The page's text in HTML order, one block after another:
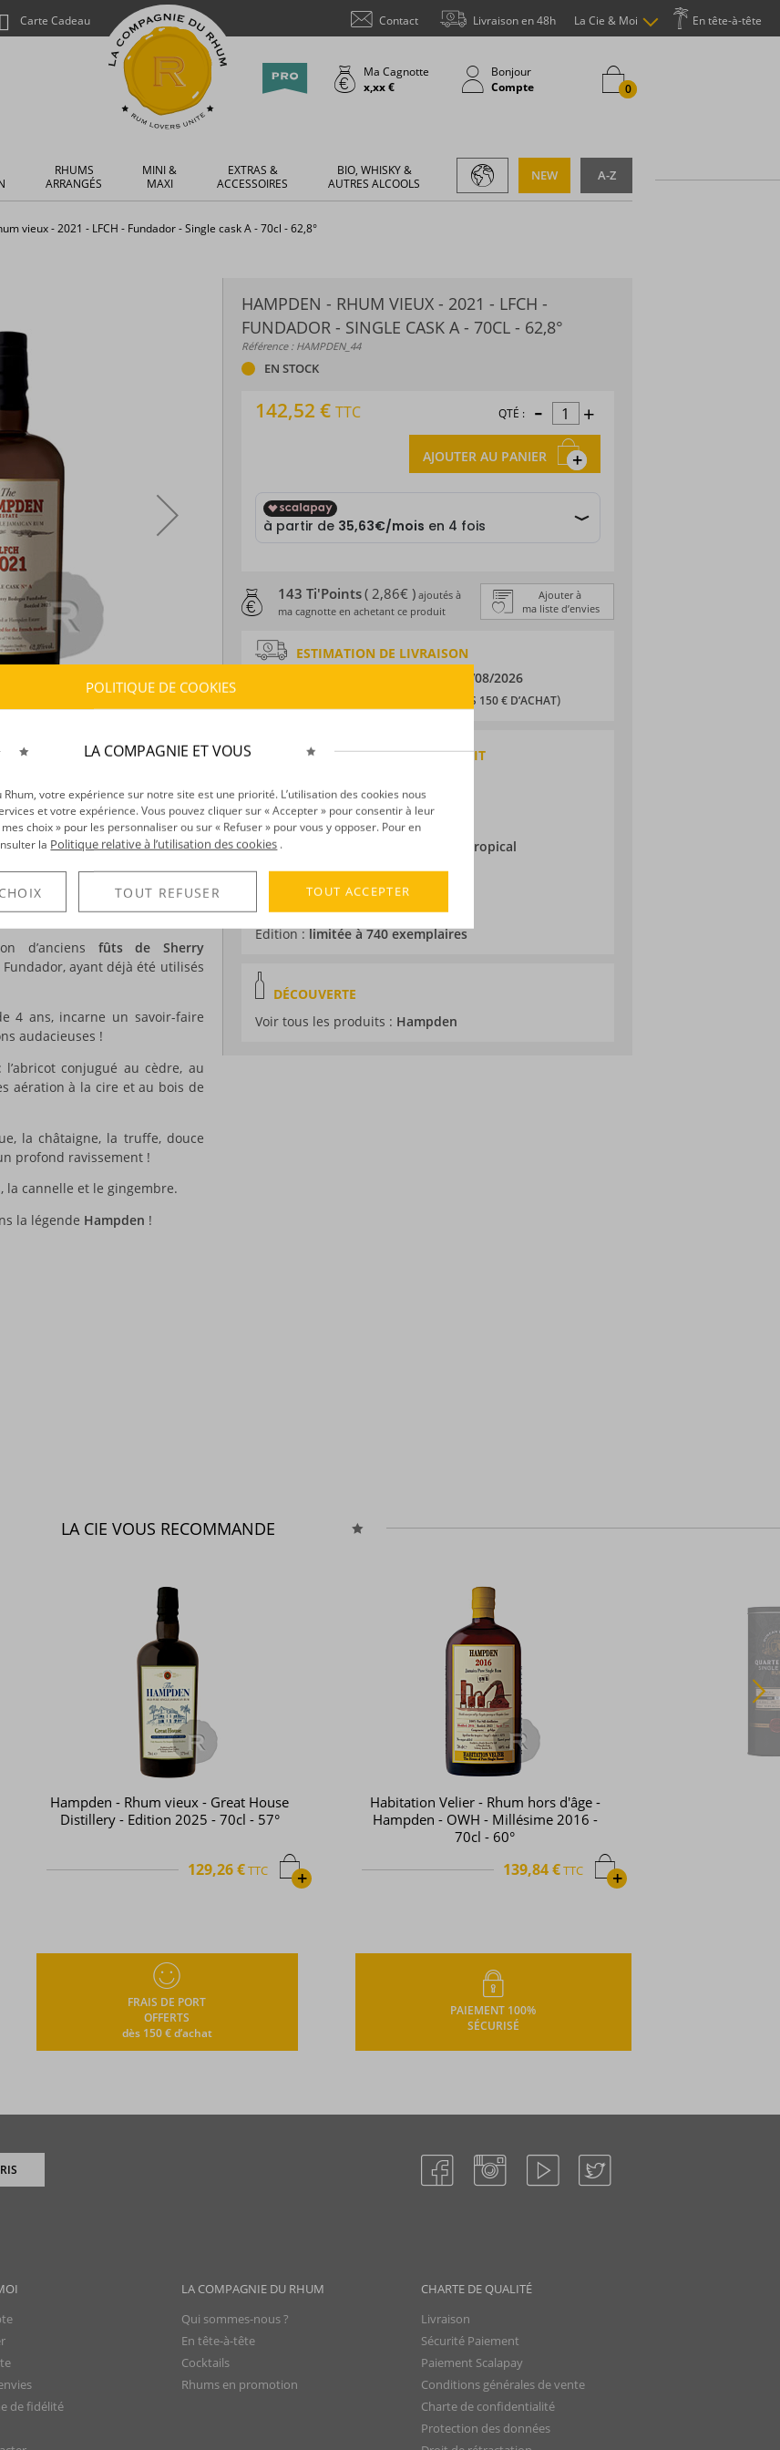
Carte Cadeau En tête-à-tête
La Cie & Moi
Livraison en 48h
Contact
Ma Cagnotte
x,xx €
Bonjour
Compte
0
RHUMS
ARRANGÉS
MINI &
MAXI
EXTRAS &
ACCESSOIRES
BIO, WHISKY &
AUTRES ALCOOLS
A-Z
NEW
vieux - 2021 - LFCH - Fundador - Single cask A - 70cl - 62,8°
HAMPDEN - RHUM VIEUX - 2021 - LFCH -
FUNDADOR - SINGLE CASK A - 70CL - 62,8°
Référence : HAMPDEN_44
EN STOCK
142,52 € TTC QTÉ : - +
AJOUTER AU PANIER
Ajouter à
ma liste d’envies
143 Ti'Points( 2,86€ )ajoutés à
ma cagnotte en achetant ce produit
ESTIMATION DE LIVRAISON
10/08/2026
OFFERTS DÈS 150 € D’ACHAT)
CARACTÉRISTIQUES DU PRODUIT
Provenance :Jamaïque
Distillation :Alambic
Environnement de vieillissement :
Tropical
Millésime :2021
Volume :70CL
Degré :62.8°
Edition :limitée à 740 exemplaires
DÉCOUVERTE
Voir tous les produits : Hampden
molécules aromatiques qui
sa propre terminologie pour
correspond-elle aumark LFCH:
compris entre 80 et 120g/hlap.
d’anciens fûts de Sherry
ayant déjà été utilisés
4 ans, incarne un savoir-faire
audacieuses !
conjugué au cèdre, au
aération à la cire et au bois de
la châtaigne, la truffe, douce
profond ravissement !
la cannelle et le gingembre.
la légende Hampden !
LA CIE VOUS RECOMMANDE
Habitation Velier - Rhum hors d'âge -
Hampden - OWH - Millésime 2016 -
+
139,84 €TTC
Duncan Taylor - Rhum hors d'âge -
Quarterdeck - Hampden - 2009 - 70cl
- 50,8
+
176,23 €TTC
FRAIS DE PORT
OFFERTS
dès 150 € d’achat
PAIEMENT 100%
SÉCURISÉ
LA COMPAGNIE DU RHUM
Qui sommes-nous ?
En tête-à-tête
Cocktails
Rhums en promotion
de fidélité
CHARTE DE QUALITÉ
Livraison
Sécurité Paiement
Paiement Scalapay
Conditions générales de vente
Charte de confidentialité
Protection des données
POLITIQUE DE COOKIES
LA COMPAGNIE ET VOUS
Rhum, votre expérience sur notre site est une priorité. L’utilisation des cookies nous
et votre expérience. Vous pouvez cliquer sur « Accepter » pour consentir à leur
choix » pour les personnaliser ou sur « Refuser » pour vous y opposer. Pour en
la Politique relative à l’utilisation des cookies .
TOUT REFUSER TOUT ACCEPTER